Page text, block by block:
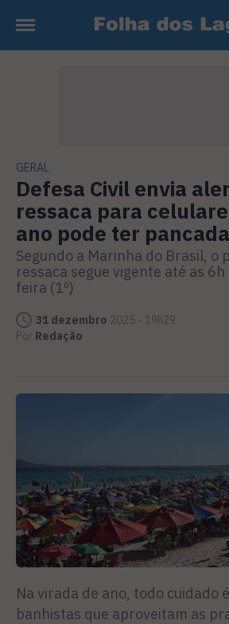
GERAL
Defesa Civil envia
ressaca para
ano pode ter
Segundo a Marinha do Brasil, o
ressaca segue vigente até as
feira (1º)
31 dezembro 2025 - 19h29
Por Redação
Na virada de ano, todo cuidado
banhistas que aproveitam as